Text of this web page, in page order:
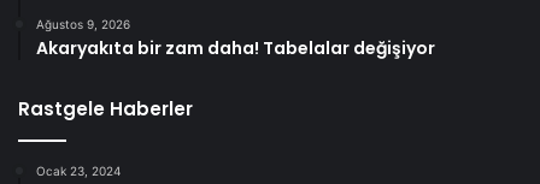
Ağustos 9, 2026
Akaryakıta bir zam daha! Tabelalar değişiyor
Rastgele Haberler
Ocak 23, 2024